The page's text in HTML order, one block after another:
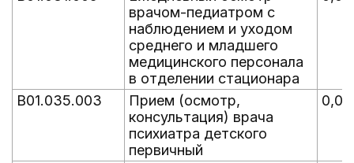
врачом-педиатром с
наблюдением и уходом
среднего и младшего
медицинского персонала
в отделении стационара
B01.035.003
Прием (осмотр,
консультация) врача
психиатра детского
первичный